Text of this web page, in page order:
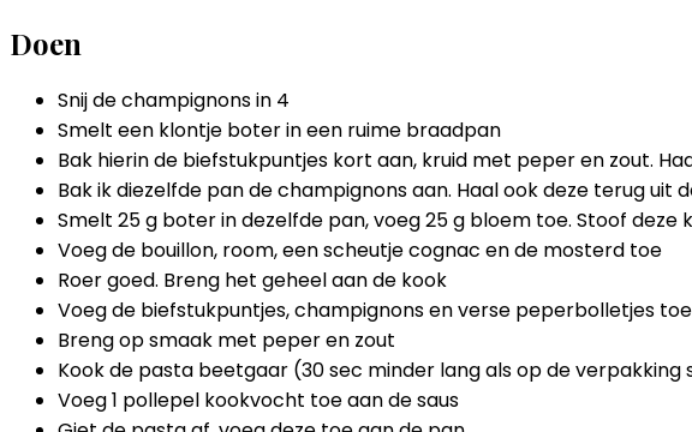
Doen
Snij de champignons in 4
Smelt een klontje boter in een ruime braadpan
Bak hierin de biefstukpuntjes kort aan, kruid met peper en zout.
Bak ik diezelfde pan de champignons aan. Haal ook deze terug uit
Smelt 25 g boter in dezelfde pan, voeg 25 g bloem toe. Stoof deze
Voeg de bouillon, room, een scheutje cognac en de mosterd toe
Roer goed. Breng het geheel aan de kook
Voeg de biefstukpuntjes, champignons en verse peperbolletjes
Breng op smaak met peper en zout
Kook de pasta beetgaar (30 sec minder lang als op de verpakking
Voeg 1 pollepel kookvocht toe aan de saus